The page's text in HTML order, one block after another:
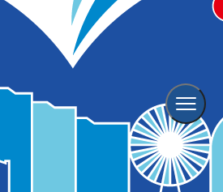
ブル １周年記念ビュ
of the Land &
Buffet
ント